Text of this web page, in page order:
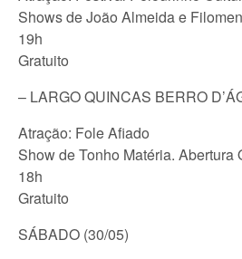
Shows de João Almeida e
19h
Gratuito
– LARGO QUINCAS BERRO
Atração: Fole Afiado
Show de Tonho Matéria. Abertura
18h
Gratuito
SÁBADO (30/05)